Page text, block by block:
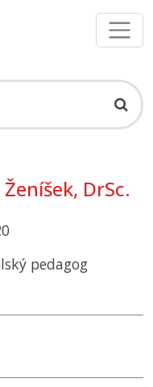
DrSc.
pedagog